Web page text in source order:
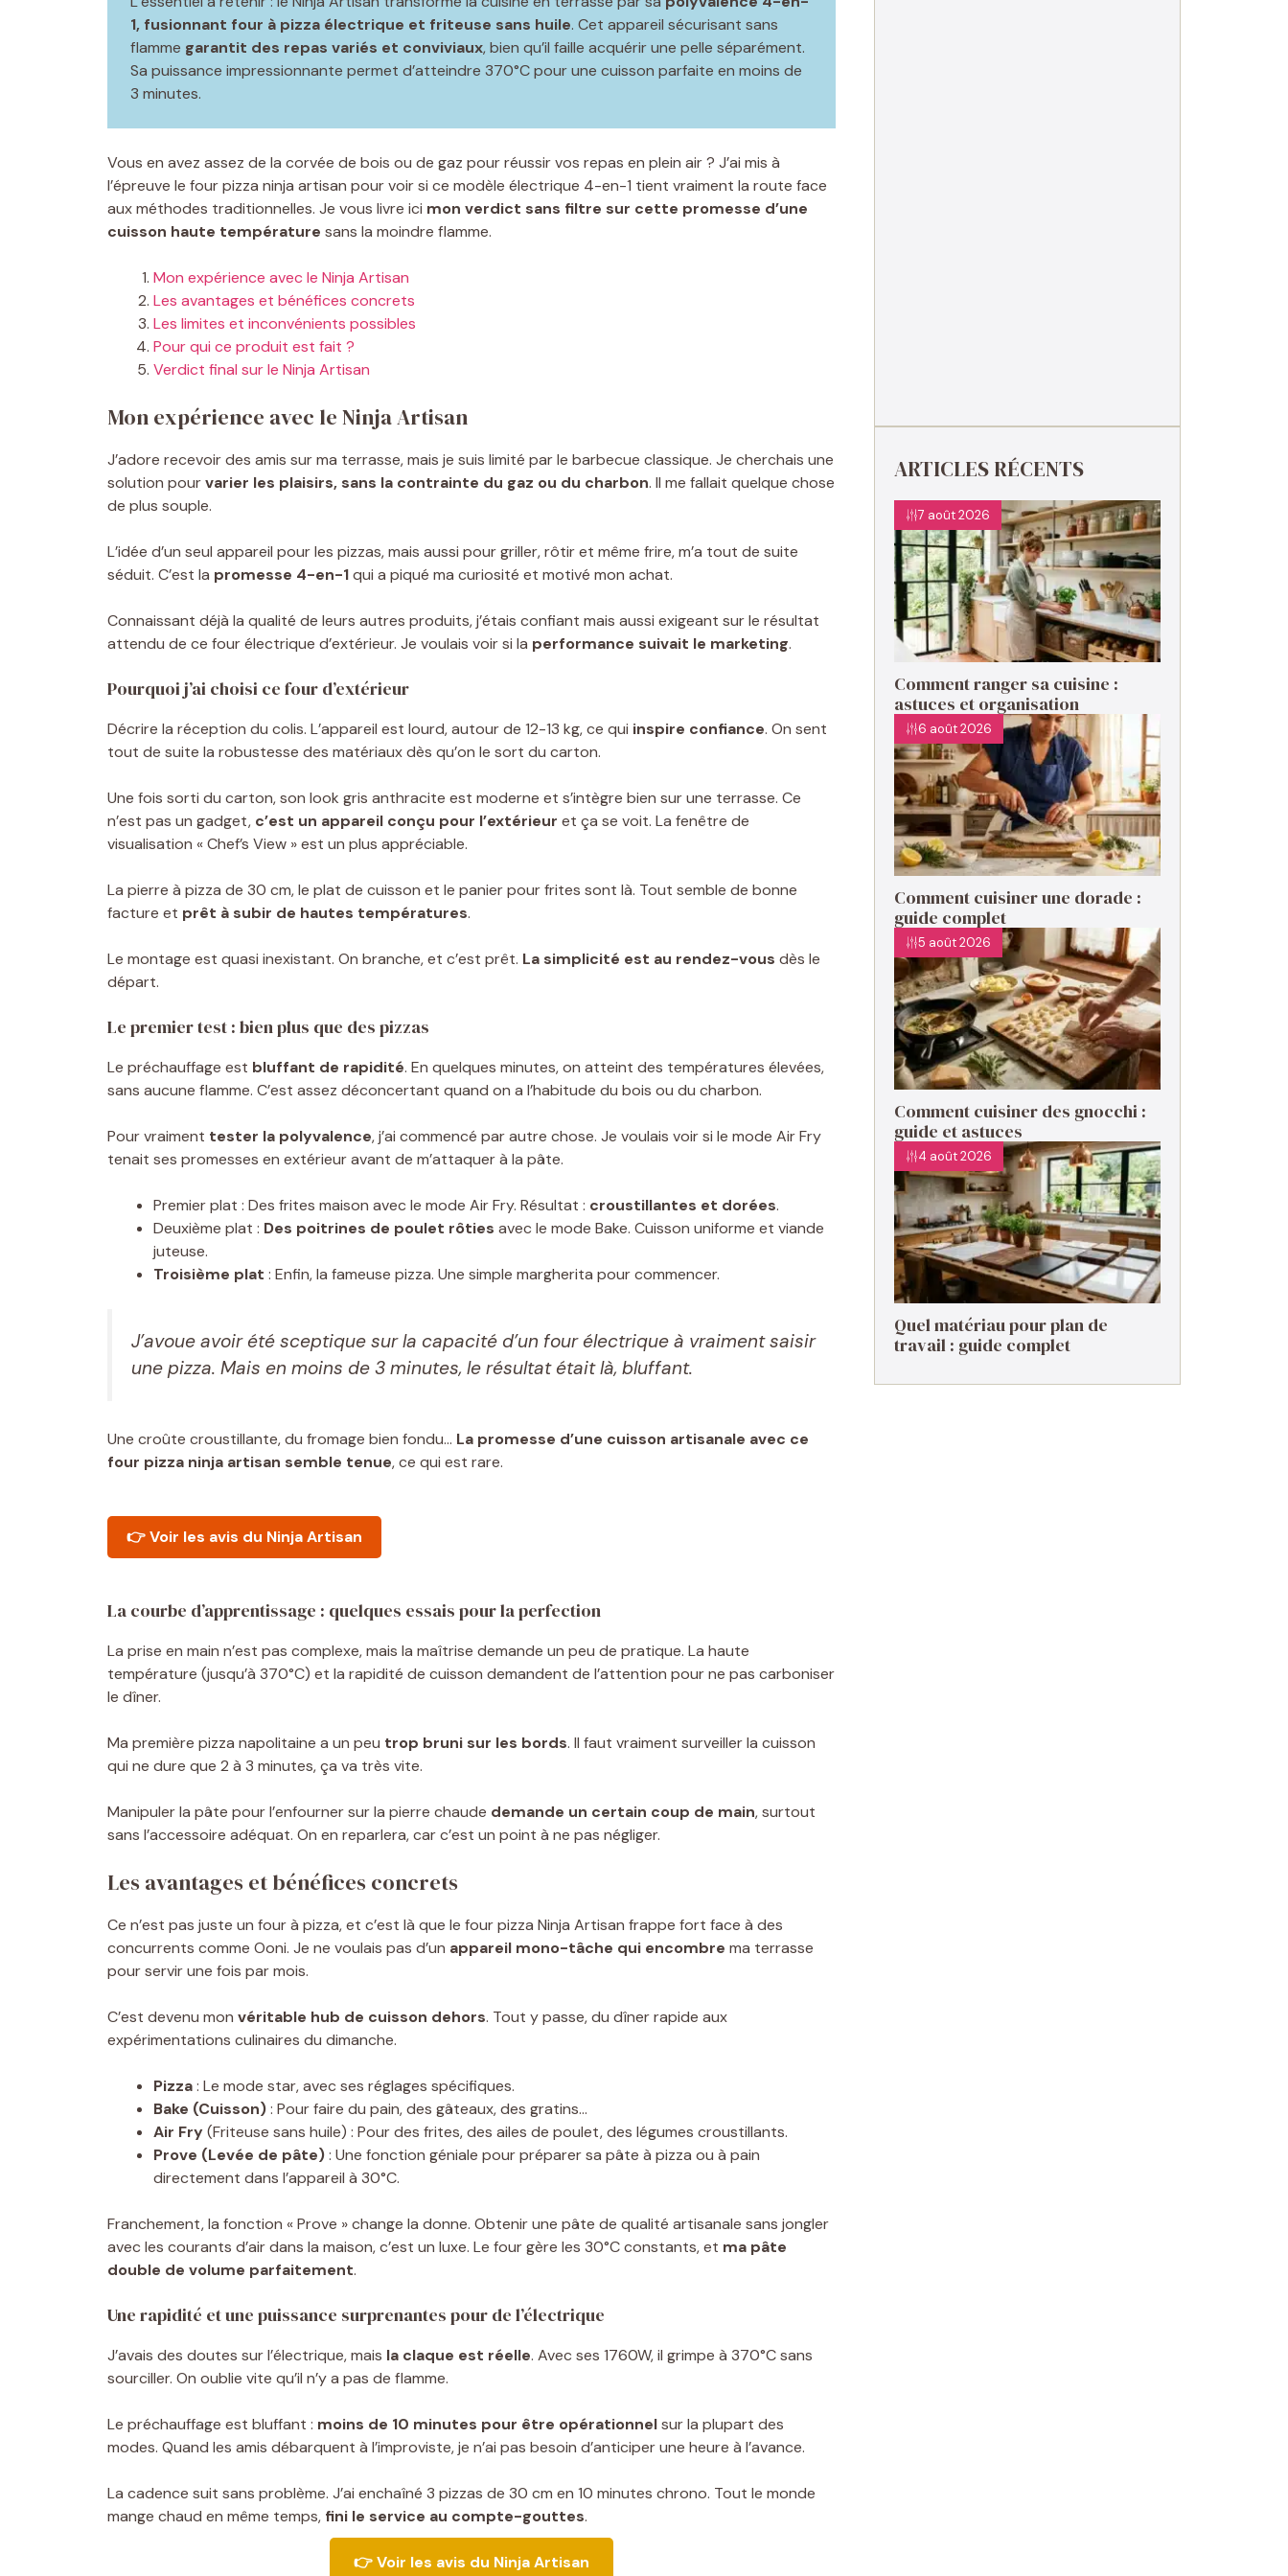
1, fusionnant four à pizza électrique et friteuse sans huile. Cet appareil sécurisant sans
flamme garantit des repas variés et conviviaux, bien qu’il faille acquérir une pelle séparément.
Sa puissance impressionnante permet d’atteindre 370°C pour une cuisson parfaite en moins de
3 minutes.
Vous en avez assez de la corvée de bois ou de gaz pour réussir vos repas en plein air ? J’ai mis à
l’épreuve le four pizza ninja artisan pour voir si ce modèle électrique 4-en-1 tient vraiment la route face
aux méthodes traditionnelles. Je vous livre ici mon verdict sans filtre sur cette promesse d’une
cuisson haute température sans la moindre flamme.
Mon expérience avec le Ninja Artisan
Les avantages et bénéfices concrets
Les limites et inconvénients possibles
Pour qui ce produit est fait ?
Verdict final sur le Ninja Artisan
Mon expérience avec le Ninja Artisan
J’adore recevoir des amis sur ma terrasse, mais je suis limité par le barbecue classique. Je cherchais une
solution pourvarier les plaisirs, sans la contrainte du gaz ou du charbon. Il me fallait quelque chose
de plus souple.
L’idée d’un seul appareil pour les pizzas, mais aussi pour griller, rôtir et même frire, m’a tout de suite
séduit. C’est la promesse 4-en-1qui a piqué ma curiosité et motivé mon achat.
Connaissant déjà la qualité de leurs autres produits, j’étais confiant mais aussi exigeant sur le résultat
attendu de ce four électrique d’extérieur. Je voulais voir si la performance suivait le marketing.
Pourquoi j’ai choisi ce four d’extérieur
Décrire la réception du colis. L’appareil est lourd, autour de 12-13 kg, ce qui inspire confiance. On sent
tout de suite la robustesse des matériaux dès qu’on le sort du carton.
Une fois sorti du carton, son look gris anthracite est moderne et s’intègre bien sur une terrasse. Ce
n’est pas un gadget, c’est un appareil conçu pour l’extérieur et ça se voit. La fenêtre de
visualisation « Chef’s View » est un plus appréciable.
La pierre à pizza de 30 cm, le plat de cuisson et le panier pour frites sont là. Tout semble de bonne
facture et prêt à subir de hautes températures.
Le montage est quasi inexistant. On branche, et c’est prêt. La simplicité est au rendez-vous dès le
départ.
Le premier test : bien plus que des pizzas
Le préchauffage est bluffant de rapidité. En quelques minutes, on atteint des températures élevées,
sans aucune flamme. C’est assez déconcertant quand on a l’habitude du bois ou du charbon.
Pour vraiment tester la polyvalence, j’ai commencé par autre chose. Je voulais voir si le mode Air Fry
tenait ses promesses en extérieur avant de m’attaquer à la pâte.
Premier plat : Des frites maison avec le mode Air Fry. Résultat : croustillantes et dorées.
Deuxième plat : Des poitrines de poulet rôties avec le mode Bake. Cuisson uniforme et viande
juteuse.
Troisième plat : Enfin, la fameuse pizza. Une simple margherita pour commencer.
J’avoue avoir été sceptique sur la capacité d’un four électrique à vraiment saisir
une pizza. Mais en moins de 3 minutes, le résultat était là, bluffant.
Une croûte croustillante, du fromage bien fondu… La promesse d’une cuisson artisanale avec ce
four pizza ninja artisan semble tenue, ce qui est rare.
👉 Voir les avis du Ninja Artisan
La courbe d’apprentissage : quelques essais pour la perfection
La prise en main n’est pas complexe, mais la maîtrise demande un peu de pratique. La haute
température (jusqu’à 370°C) et la rapidité de cuisson demandent de l’attention pour ne pas carboniser
le dîner.
Ma première pizza napolitaine a un peu trop bruni sur les bords. Il faut vraiment surveiller la cuisson
qui ne dure que 2 à 3 minutes, ça va très vite.
Manipuler la pâte pour l’enfourner sur la pierre chaude demande un certain coup de main, surtout
sans l’accessoire adéquat. On en reparlera, car c’est un point à ne pas négliger.
Les avantages et bénéfices concrets
Ce n’est pas juste un four à pizza, et c’est là que le four pizza Ninja Artisan frappe fort face à des
concurrents comme Ooni. Je ne voulais pas d’un appareil mono-tâche qui encombre ma terrasse
pour servir une fois par mois.
C’est devenu mon véritable hub de cuisson dehors. Tout y passe, du dîner rapide aux
expérimentations culinaires du dimanche.
Pizza: Le mode star, avec ses réglages spécifiques.
Bake (Cuisson): Pour faire du pain, des gâteaux, des gratins…
Air Fry(Friteuse sans huile) : Pour des frites, des ailes de poulet, des légumes croustillants.
Prove (Levée de pâte): Une fonction géniale pour préparer sa pâte à pizza ou à pain
directement dans l’appareil à 30°C.
Franchement, la fonction « Prove » change la donne. Obtenir une pâte de qualité artisanale sans jongler
avec les courants d’air dans la maison, c’est un luxe. Le four gère les 30°C constants, et ma pâte
double de volume parfaitement.
Une rapidité et une puissance surprenantes pour de l’électrique
J’avais des doutes sur l’électrique, mais la claque est réelle. Avec ses 1760W, il grimpe à 370°C sans
sourciller. On oublie vite qu’il n’y a pas de flamme.
Le préchauffage est bluffant : moins de 10 minutes pour être opérationnelsur la plupart des
modes. Quand les amis débarquent à l’improviste, je n’ai pas besoin d’anticiper une heure à l’avance.
La cadence suit sans problème. J’ai enchaîné 3 pizzas de 30 cm en 10 minutes chrono. Tout le monde
mange chaud en même temps, fini le service au compte-gouttes.
👉 Voir les avis du Ninja Artisan
ARTICLES RÉCENTS
7 août 2026
Comment ranger sa cuisine :
astuces et organisation
6 août 2026
Comment cuisiner une dorade :
guide complet
5 août 2026
Comment cuisiner des gnocchi :
guide et astuces
4 août 2026
Quel matériau pour plan de
travail : guide complet